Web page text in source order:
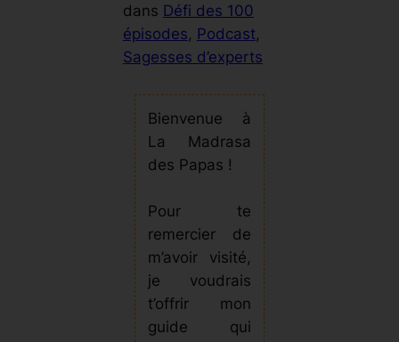
dans Défi des 100
épisodes, Podcast
Sagesses d’experts
Bienvenue à
La Madrasa
des Papas !
Pour te
remercier de
m’avoir visité,
je voudrais
t’offrir mon
guide qui